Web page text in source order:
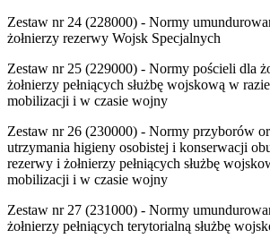
Zestaw nr 24 (228000) - Normy
żołnierzy rezerwy Wojsk Specjalnych
Zestaw nr 25 (229000) - Normy pościeli dla
żołnierzy pełniących służbę wojskową w
mobilizacji i w czasie wojny
Zestaw nr 26 (230000) - Normy przyborów
utrzymania higieny osobistej i konserwacji
rezerwy i żołnierzy pełniących służbę
mobilizacji i w czasie wojny
Zestaw nr 27 (231000) - Normy
żołnierzy pełniących terytorialną służbę